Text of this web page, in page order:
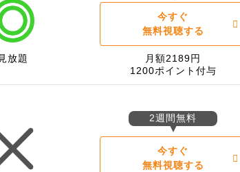
見放題
今すぐ
無料視聴する
月額2189円
1200ポイント付与
2週間無料
今すぐ
無料視聴する